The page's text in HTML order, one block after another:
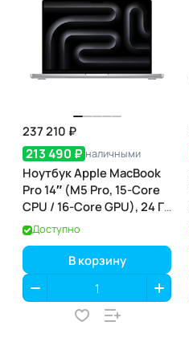
237 210 ₽
213 490 ₽ наличными
Ноутбук Apple MacBook
Pro 14″ (M5 Pro, 15-Core
CPU / 16-Core GPU), 24 ГБ
/ 1 ТБ, Silver
(серебристый) (MGDN4)
Доступно
В корзину